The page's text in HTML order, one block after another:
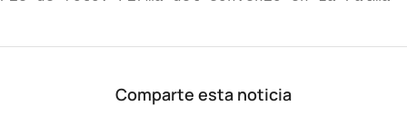
Comparte esta noticia